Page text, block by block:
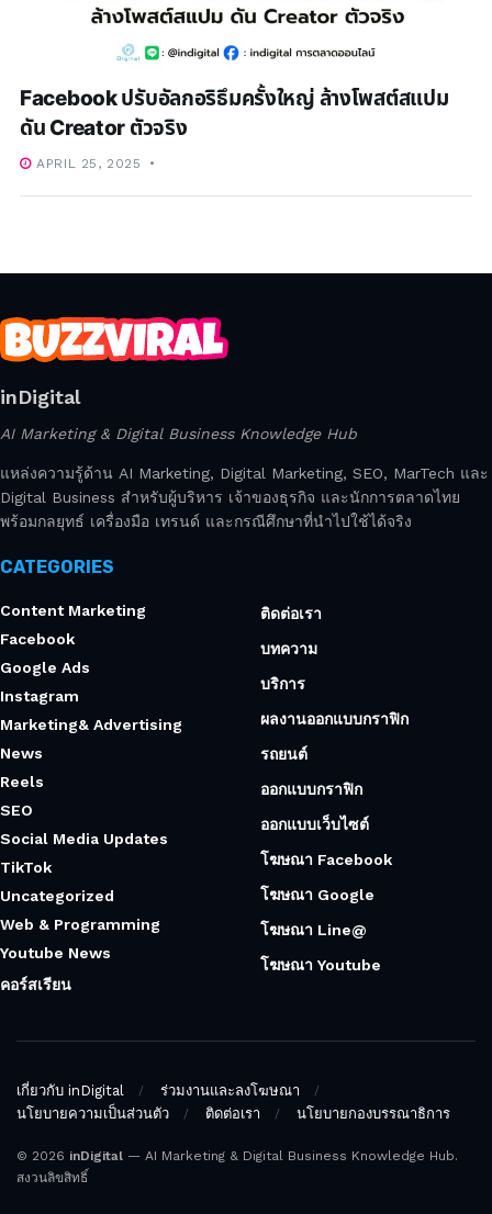
Facebook ปรับอัลกอริธึมครั้งใหญ่ ล้างโพสต์สแปม
ดัน Creator ตัวจริง
APRIL 25, 2025
inDigital
AI Marketing & Digital Business Knowledge Hub
แหล่งความรู้ด้าน AI Marketing, Digital Marketing, SEO, MarTech และ
Digital Business สำหรับผู้บริหาร เจ้าของธุรกิจ และนักการตลาดไทย
พร้อมกลยุทธ์ เครื่องมือ เทรนด์ และกรณีศึกษาที่นำไปใช้ได้จริง
CATEGORIES
Content Marketing
Facebook
Google Ads
Instagram
Marketing& Advertising
News
Reels
SEO
Social Media Updates
TikTok
Uncategorized
Web & Programming
Youtube News
คอร์สเรียน
ติดต่อเรา
บทความ
บริการ
ผลงานออกแบบกราฟิก
รถยนต์
ออกแบบกราฟิก
ออกแบบเว็บไซต์
โฆษณา Facebook
โฆษณา Google
โฆษณา Line@
โฆษณา Youtube
เกี่ยวกับ inDigital
ร่วมงานและลงโฆษณา
นโยบายความเป็นส่วนตัว
ติดต่อเรา นโยบายกองบรรณาธิการ
© 2026 inDigital — AI Marketing & Digital Business Knowledge Hub.
สงวนลิขสิทธิ์